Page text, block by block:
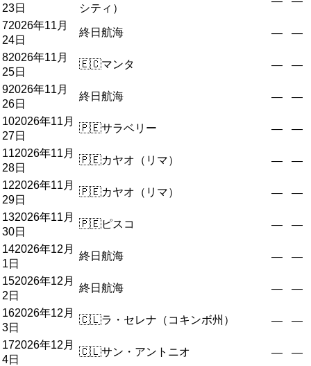
23日
シティ）
72026年11月
24日
終日航海 — —
82026年11月
25日
🇪🇨マンタ — —
92026年11月
26日
終日航海 — —
102026年11月
27日
🇵🇪サラベリー — —
112026年11月
28日
🇵🇪カヤオ（リマ） — —
122026年11月
29日
🇵🇪カヤオ（リマ） — —
132026年11月
30日
🇵🇪ピスコ — —
142026年12月
1日
終日航海 — —
152026年12月
2日
終日航海 — —
162026年12月
3日
🇨🇱ラ・セレナ（コキンボ州） — —
172026年12月
4日
🇨🇱サン・アントニオ — —